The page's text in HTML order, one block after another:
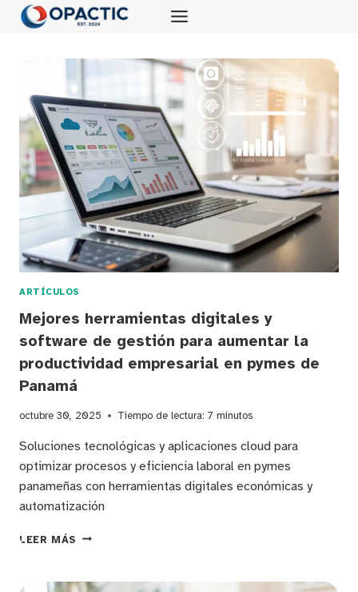
Saltar
ARTÍCULOS
Mejores herramientas digitales y
software de gestión para aumentar la
productividad empresarial en pymes de
Panamá
octubre 30, 2025 Tiempo de lectura: 7 minutos
Soluciones tecnológicas y aplicaciones cloud para
optimizar procesos y eficiencia laboral en pymes
panameñas con herramientas digitales económicas y
automatización
LEER MÁS MEJORES
Y